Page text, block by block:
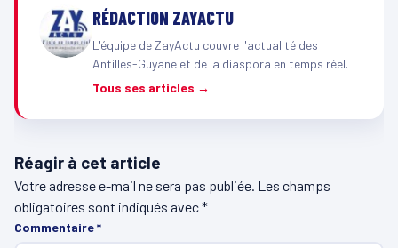
RÉDACTION ZAYACTU
L'équipe de ZayActu couvre l'actualité des
Antilles-Guyane et de la diaspora en temps réel.
Tous ses articles →
Réagir à cet article
Votre adresse e-mail ne sera pas publiée. Les champs
obligatoires sont indiqués avec*
Commentaire*